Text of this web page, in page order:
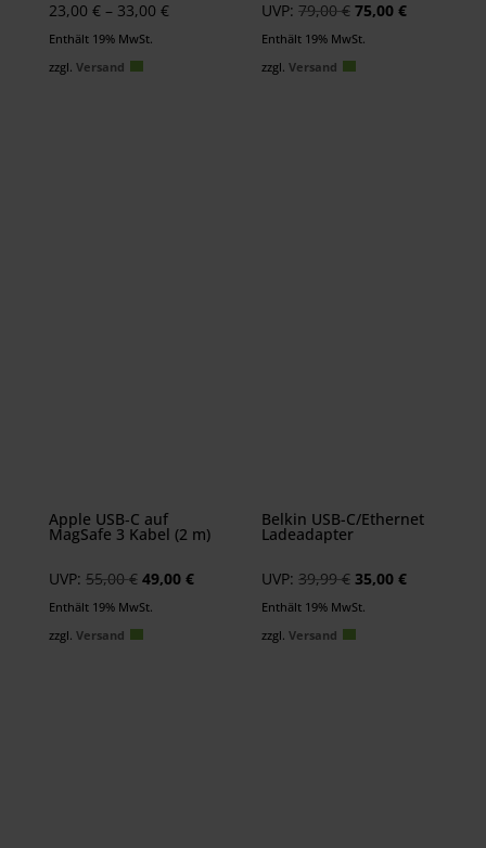
23,00 € – 33,00 €Preisspanne:
Enthält 19% MwSt.
zzgl. Versand
UVP: 79,00€ Ursprünglicher
Preis
war:
75,00€Aktueller
Enthält 19% MwSt.
zzgl.Versand
Apple USB‑C auf
MagSafe 3 Kabel (2 m)
UVP: 55,00€ Ursprünglicher
Preis
war:
49,00 €Aktueller
Enthält 19% MwSt.
zzgl. Versand
Belkin USB-C/Ethernet
Ladeadapter
UVP: 39,99€ Ursprünglicher
Preis
war:
35,00€Aktueller
Enthält 19% MwSt.
zzgl.Versand